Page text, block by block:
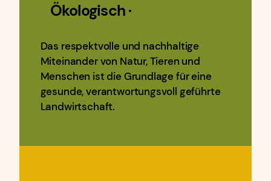
Ökologisch·
Das respektvolle und nachhaltige
Miteinander von Natur, Tieren und
Menschen ist die Grundlage für eine
gesunde, verantwortungsvoll geführte
Landwirtschaft.